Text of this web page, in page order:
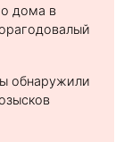
дома в
обнаружили